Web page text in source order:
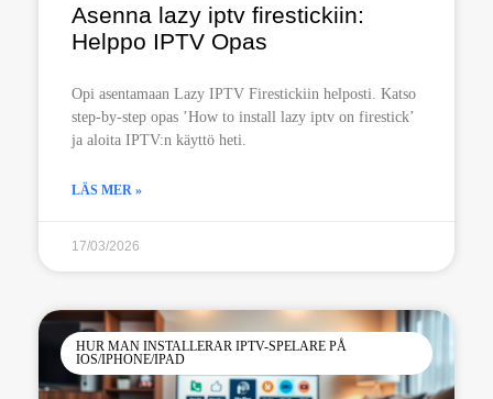
Asenna lazy iptv firestickiin:
Helppo IPTV Opas
Opi asentamaan Lazy IPTV Firestickiin helposti. Katso
step-by-step opas ’How to install lazy iptv on firestick’
ja aloita IPTV:n käyttö heti.
LÄS MER »
17/03/2026
HUR MAN INSTALLERAR IPTV-SPELARE PÅ
IOS/IPHONE/IPAD